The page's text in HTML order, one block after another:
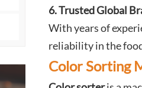
6. Trusted Global
With years of
reliability in the
Color Sorting